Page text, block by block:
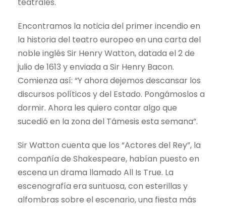
Encontramos la noticia del primer incendio en
la historia del teatro europeo en una carta del
noble inglés Sir Henry Watton, datada el 2 de
julio de 1613 y enviada a Sir Henry Bacon.
Comienza así: “Y ahora dejemos descansar los
discursos políticos y del Estado. Pongámoslos a
dormir. Ahora les quiero contar algo que
sucedió en la zona del Támesis esta semana”.
Sir Watton cuenta que los “Actores del Rey”, la
compañía de Shakespeare, habían puesto en
escena un drama llamado All Is True. La
escenografía era suntuosa, con esterillas y
alfombras sobre el escenario, una fiesta más